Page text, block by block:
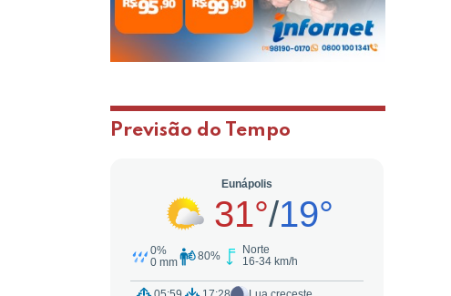
Previsão do Tempo